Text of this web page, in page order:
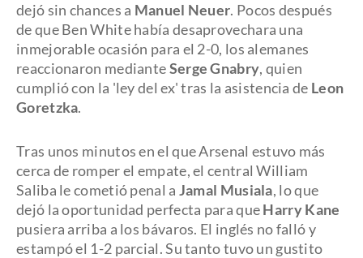
dejó sin chances a Manuel Neuer. Pocos después
de que Ben White había desaprovechara una
inmejorable ocasión para el 2-0, los alemanes
reaccionaron medianteSerge Gnabry, quien
cumplió con la 'ley del ex' tras la asistencia de Leon
Goretzka.
Tras unos minutos en el que Arsenal estuvo más
cerca de romper el empate, el central William
Saliba le cometió penal a Jamal Musiala, lo que
dejó la oportunidad perfecta para queHarry Kane
pusiera arriba a los bávaros. El inglés no falló y
estampó el 1-2 parcial. Su tanto tuvo un gustito